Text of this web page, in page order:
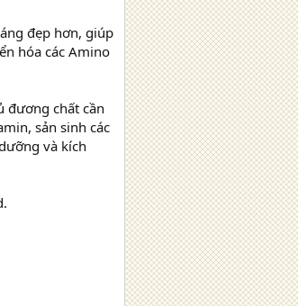
đẹp hơn, giúp
hóa các Amino
đương chất cần
sản sinh các
và kích